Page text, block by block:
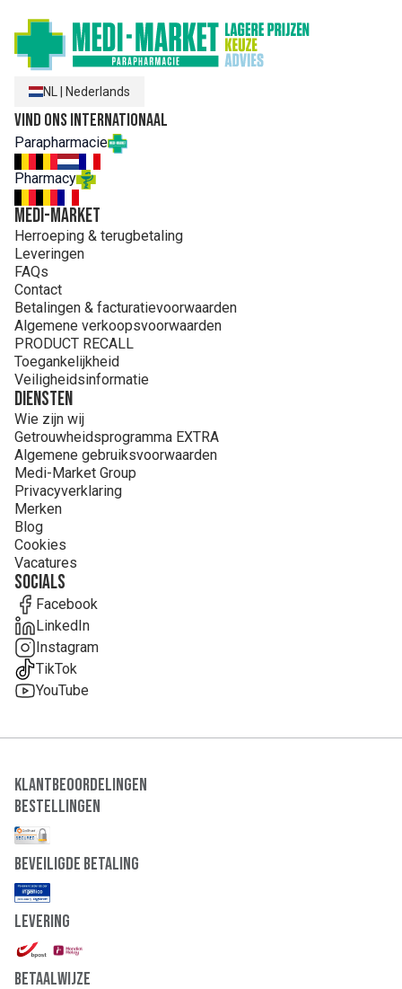
NL Nederlands
Vind ons internationaal
Parapharmacie
Pharmacy
MEDI-MARKET
Herroeping & terugbetaling
Leveringen
FAQs
Contact
Betalingen & facturatievoorwaarden
Algemene verkoopsvoorwaarden
PRODUCT RECALL
Toegankelijkheid
Veiligheidsinformatie
Diensten
Wie zijn wij
Getrouwheidsprogramma EXTRA
Algemene gebruiksvoorwaarden
Medi-Market Group
Privacyverklaring
Merken
Blog
Cookies
Vacatures
Socials
Facebook
LinkedIn
Instagram
TikTok
YouTube
Klantbeoordelingen
Bestellingen
Beveiligde Betaling
Levering
Betaalwijze